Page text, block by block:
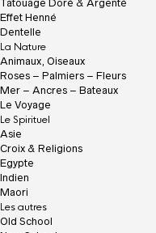
i
l
Tatouage Doré & Argenté
Effet Henné
Dentelle
La Nature
Animaux, Oiseaux
Roses – Palmiers – Fleurs
Mer – Ancres – Bateaux
Le Voyage
Le Spirituel
Asie
Croix & Religions
Egypte
Indien
Maori
Les autres
Old School